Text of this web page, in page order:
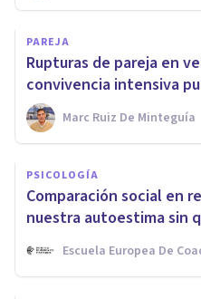
PAREJA
Rupturas de pareja en
convivencia intensiva
Marc Ruiz De Minteguía
PSICOLOGÍA
Comparación social en
nuestra autoestima sin
Escuela Europea De